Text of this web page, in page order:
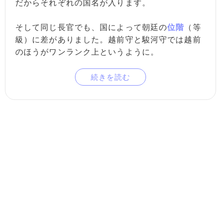
だからそれぞれの国名が入ります。
そして同じ長官でも、国によって朝廷の位階 （等
級）に差がありました。越前守と駿河守では越前
のほうがワンランク上というように。
続きを読む